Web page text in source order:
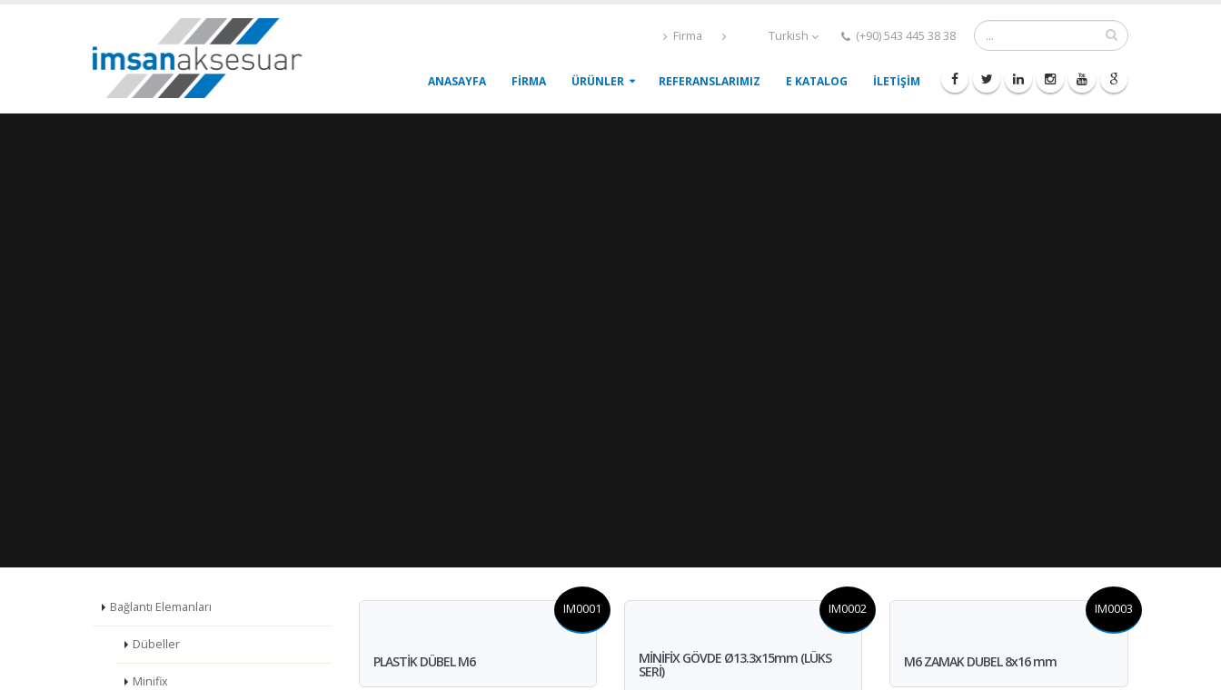
Firma Turkish (+90) 543 445 38 38
ANASAYFA FİRMA ÜRÜNLER REFERANSLARIMIZ E KATALOG İLETİŞİM
Bağlantı Elemanları
Dübeller
Minifix
IM0001
PLASTİK DÜBEL M6
IM0002
MİNİFİX GÖVDE Ø13.3x15mm (LÜKS
SERİ)
IM0003
M6 ZAMAK DUBEL 8x16 mm